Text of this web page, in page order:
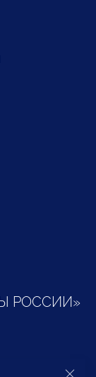
РОССИИ»